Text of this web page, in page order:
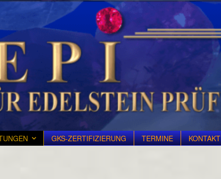
GKS-ZERTIFIZIERUNG TERMINE KONTAKT